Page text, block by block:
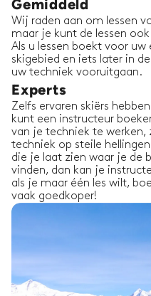
Gemiddeld
Wij raden aan om lessen
maar je kunt de lessen
Als u lessen boekt voor
skigebied en iets later in
uw techniek vooruitgaan.
Experts
Zelfs ervaren skiërs
kunt een instructeur
van je techniek te werken,
techniek op steile
die je laat zien waar je de
vinden, dan kan je
als je maar één les wilt,
vaak goedkoper!